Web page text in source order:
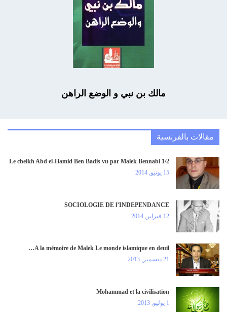
مالك بن نبي و الوضع الراهن
مقالات بالفرنسية
Le cheikh Abd el-Hamid Ben Badis vu par Malek Bennabi 1/2
15 يونيو, 2014
SOCIOLOGIE DE l’INDEPENDANCE
12 فبراير, 2014
A la mémoire de Malek Le monde islamique en deuil…
21 ديسمبر, 2013
Mohammad et la civilisation
1 يوليو, 2013